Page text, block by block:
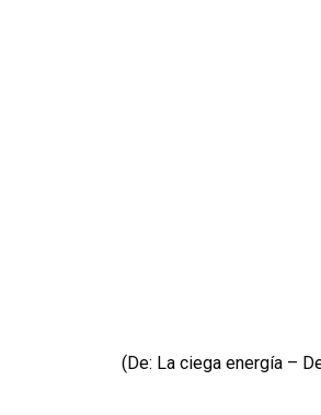
(De: La ciega energía –